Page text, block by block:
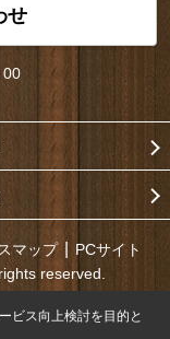
せ
00
マップ
PCサイト
reserved.
ビス向上検討を目的と